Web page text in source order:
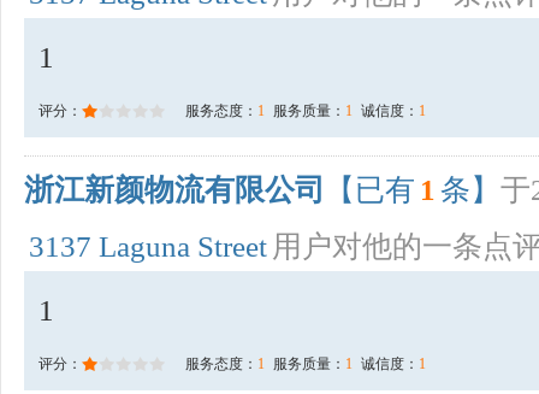
1
评分： 服务态度： 1 服务质量： 1 诚信度： 1
浙江新颜物流有限公司 【已有 1 条】 于
3137 Laguna Street 用户对他的一条点
1
评分： 服务态度： 1 服务质量： 1 诚信度： 1